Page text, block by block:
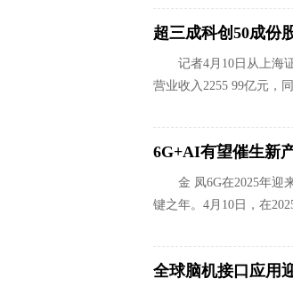
超三成科创50成份
记者4月10日从上海
营业收入2255 99亿元，
6G+AI有望催生新
金 凤6G在2025年迎
键之年。4月10日，在
全球脑机接口应用